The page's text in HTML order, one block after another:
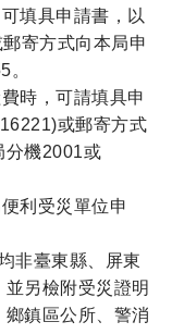
填具申請書，以
寄方式向本局申
時，可請填具申
或郵寄方式
分機2001或
利受災單位申
非臺東縣、屏東
另檢附受災證明
鎮區公所、警消